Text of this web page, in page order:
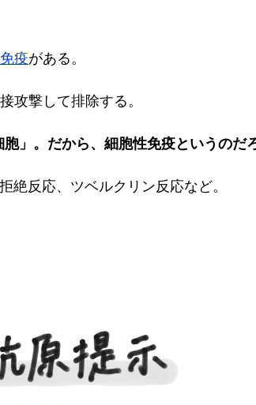
疫がある。
攻撃して排除する。
」。だから、細胞性免疫というのだ
絶反応、ツベルクリン反応など。